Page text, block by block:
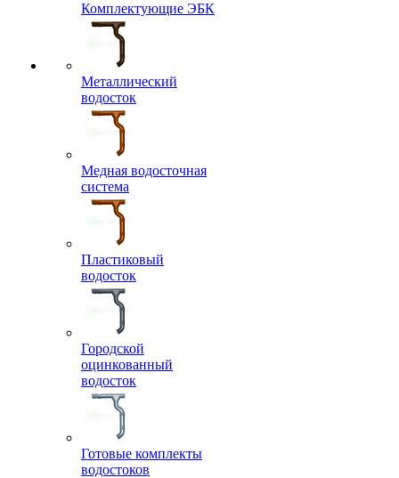
Комплектующие ЭБК
Металлический
водосток
Медная водосточная
система
Пластиковый
водосток
Городской
оцинкованный
водосток
Готовые комплекты
водостоков